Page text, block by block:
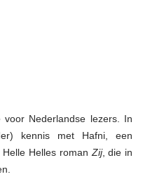
Nederlandse lezers. In
kennis met Hafni, een
Helles roman Zij, die in